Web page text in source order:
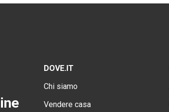
DOVE.IT
Chi siamo
Vendere casa